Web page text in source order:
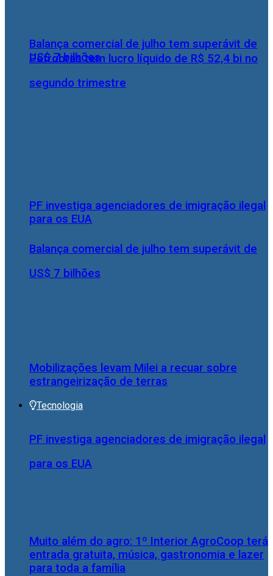
Petrobras tem lucro líquido de R$ 52,4 bi no
segundo trimestre
Balança comercial de julho tem superávit de
US$ 7 bilhões
PF investiga agenciadores de imigração ilegal
para os EUA
Balança comercial de julho tem superávit de
US$ 7 bilhões
PF investiga agenciadores de imigração ilegal
para os EUA
Mobilizações levam Milei a recuar sobre
estrangeirização de terras
Tecnologia
Muito além do agro: 1º Interior AgroCoop terá
entrada gratuita, música, gastronomia e lazer
para toda a família